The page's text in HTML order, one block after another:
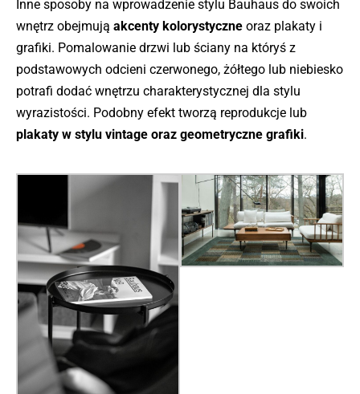
Inne sposoby na wprowadzenie stylu Bauhaus do swoich
wnętrz obejmują akcenty kolorystyczne oraz plakaty i
grafiki. Pomalowanie drzwi lub ściany na któryś z
podstawowych odcieni czerwonego, żółtego lub niebiesko
potrafi dodać wnętrzu charakterystycznej dla stylu
wyrazistości. Podobny efekt tworzą reprodukcje lub
plakaty w stylu vintage oraz geometryczne grafiki.